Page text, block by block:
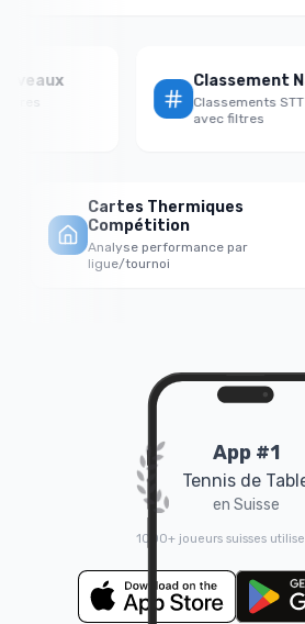
Classement
Classements
avec filtres
Cartes Thermiques
Compétition
Analyse performance par
ligue/tournoi
App #1
Tennis de
en Suisse
1000+ joueurs suisses